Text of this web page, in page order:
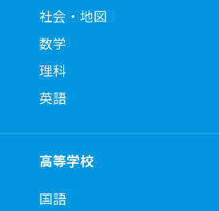
社会・地図
数学
理科
英語
高等学校
国語